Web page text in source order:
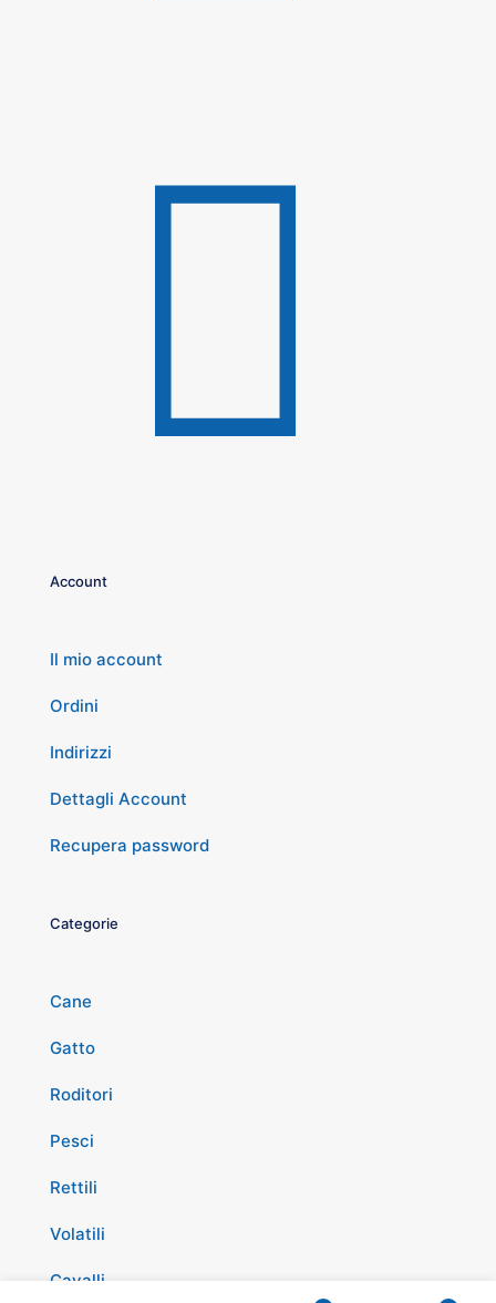
Account
Il mio account
Ordini
Indirizzi
Dettagli Account
Recupera password
Categorie
Cane
Gatto
Roditori
Pesci
Rettili
Volatili
Cavalli